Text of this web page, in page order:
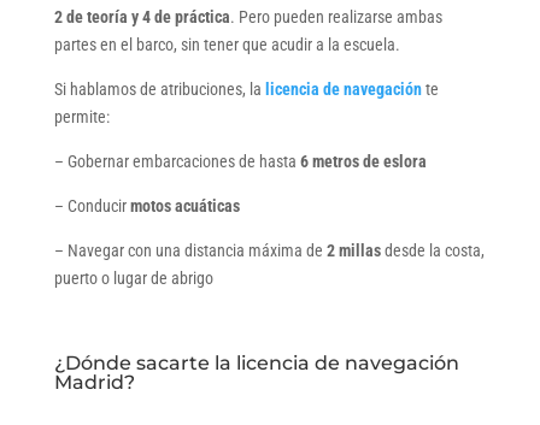
2 de teoría y 4 de práctica. Pero pueden realizarse ambas
partes en el barco, sin tener que acudir a la escuela.
Si hablamos de atribuciones, la licencia de navegaciónte
permite:
– Gobernar embarcaciones de hasta 6 metros de eslora
– Conducirmotos acuáticas
– Navegar con una distancia máxima de 2 millasdesde la costa,
puerto o lugar de abrigo
¿Dónde sacarte la licencia de navegación
Madrid?